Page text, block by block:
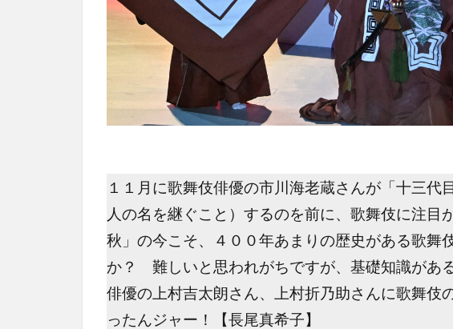
１１月に歌舞伎俳優の市川海老蔵さんが「十三代
人の名を継ぐこと）するのを前に、歌舞伎に注目
秋」の今こそ、４００年あまりの歴史がある歌舞
か？ 難しいと思われがちですが、基礎知識があ
俳優の上村吉太朗さん、上村折乃助さんに歌舞伎
ったんジャー！【長尾真希子】